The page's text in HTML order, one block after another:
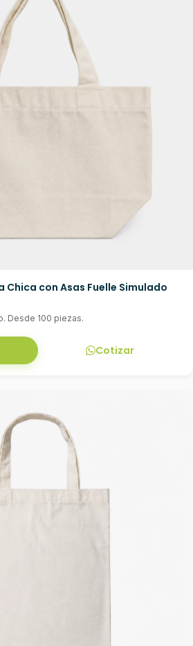
Chica con Asas Fuelle Simulado
Desde 100 piezas.
Cotizar